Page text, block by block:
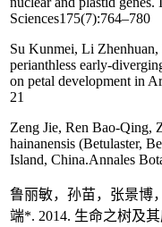
Sciences175(7):764–780
Su Kunmei, Li
perianthless early-
on petal development in
21
Zeng Jie, Ren Bao-Qing,
hainanensis (Betulaster,
Island, China.Annales
鲁丽敏，孙苗，张景博
端*. 2014. 生命之树及